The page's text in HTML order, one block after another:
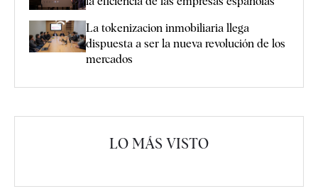
La tokenizacion inmobiliaria llega
dispuesta a ser la nueva revolución de los
mercados
LO MÁS VISTO